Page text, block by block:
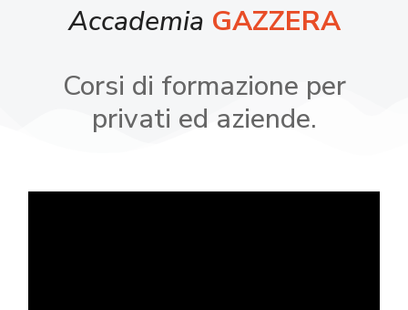
Accademia GAZZERA
Corsi di formazione per
privati ed aziende.